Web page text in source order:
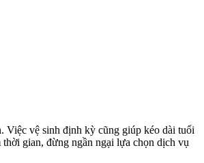
Việc vệ sinh định kỳ cũng giúp kéo dài tuổi
gian, đừng ngần ngại lựa chọn dịch vụ